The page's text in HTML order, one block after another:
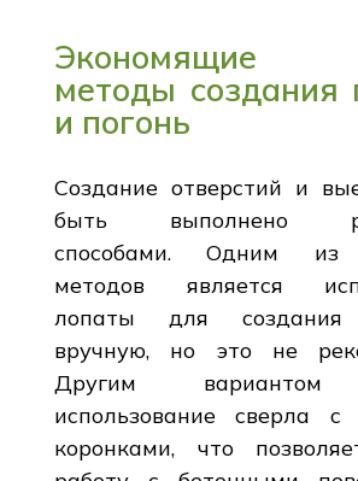
Экономящие
методы создания
и погонь
Создание отверстий и
быть выполнено
способами. Одним из
методов является
лопаты для создания
вручную, но это не
Другим вариантом
использование сверла
коронками, что